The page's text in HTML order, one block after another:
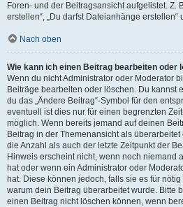
Foren- und der Beitragsansicht aufgelistet. Z.
erstellen“, „Du darfst Dateianhänge erstellen“
Nach oben
Wie kann ich einen Beitrag bearbeiten oder
Wenn du nicht Administrator oder Moderator
Beiträge bearbeiten oder löschen. Du kannst
du das „Ändere Beitrag“-Symbol für den
eventuell ist dies nur für einen begrenzten
möglich. Wenn bereits jemand auf deinen
Beitrag in der Themenansicht als
die Anzahl als auch der letzte Zeitpunkt der
Hinweis erscheint nicht, wenn noch niemand
hat oder wenn ein Administrator oder
hat. Diese können jedoch, falls sie es für
warum dein Beitrag überarbeitet wurde. Bitte
einen Beitrag nicht löschen können, wenn